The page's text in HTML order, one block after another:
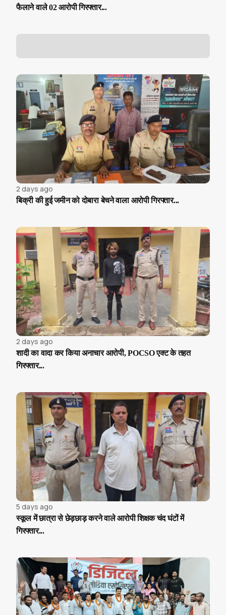
फैलाने वाले 02 आरोपी गिरफ्तार...
2 days ago
बिक्री की हुई जमीन को दोबारा बेचने वाला आरोपी गिरफ्तार...
2 days ago
शादी का वादा कर किया अनाचार आरोपी, POCSO एक्ट के तहत
गिरफ्तार...
5 days ago
स्कूल में छात्रा से छेड़छाड़ करने वाले आरोपी शिक्षक चंद घंटों में
गिरफ्तार...